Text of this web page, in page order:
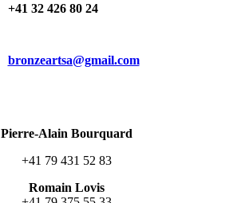
+41 32 426 80 24
bronzeartsa@gmail.com
Pierre-Alain Bourquard
+41 79 431 52 83
Romain Lovis